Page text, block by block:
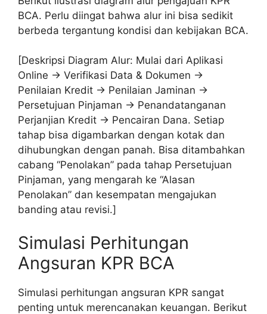
BCA. Perlu diingat bahwa alur ini bisa sedikit
berbeda tergantung kondisi dan kebijakan BCA.
[Deskripsi Diagram Alur: Mulai dari Aplikasi
Online -> Verifikasi Data & Dokumen ->
Penilaian Kredit -> Penilaian Jaminan ->
Persetujuan Pinjaman -> Penandatanganan
Perjanjian Kredit -> Pencairan Dana. Setiap
tahap bisa digambarkan dengan kotak dan
dihubungkan dengan panah. Bisa ditambahkan
cabang “Penolakan” pada tahap Persetujuan
Pinjaman, yang mengarah ke “Alasan
Penolakan” dan kesempatan mengajukan
banding atau revisi.]
Simulasi Perhitungan
Angsuran KPR BCA
Simulasi perhitungan angsuran KPR sangat
penting untuk merencanakan keuangan. Berikut